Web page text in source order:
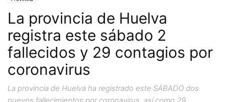
La provincia de Huelva
registra este sábado 2
fallecidos y 29 contagios por
coronavirus
La provincia de Huelva ha registrado este SÁBADO dos